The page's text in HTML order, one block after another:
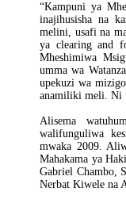
“Kampuni ya
inajihusisha na
melini, usafi na
ya clearing and
Mheshimiwa
umma wa
upekuzi wa
anamiliki meli. Ni
Alisema
walifunguliwa
mwaka 2009.
Mahakama ya
Gabriel Chambo,
Nerbat Kiwele na